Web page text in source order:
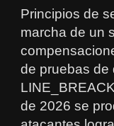
Principios de
marcha de un
de pruebas de
de 2026 se